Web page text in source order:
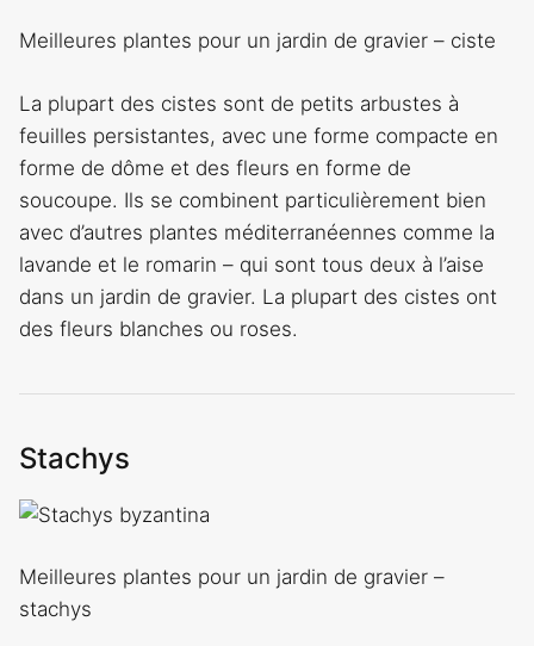
Meilleures plantes pour un jardin de gravier – ciste
La plupart des cistes sont de petits arbustes à
feuilles persistantes, avec une forme compacte en
forme de dôme et des fleurs en forme de
soucoupe. Ils se combinent particulièrement bien
avec d’autres plantes méditerranéennes comme la
lavande et le romarin – qui sont tous deux à l’aise
dans un jardin de gravier. La plupart des cistes ont
des fleurs blanches ou roses.
Stachys
Meilleures plantes pour un jardin de gravier –
stachys